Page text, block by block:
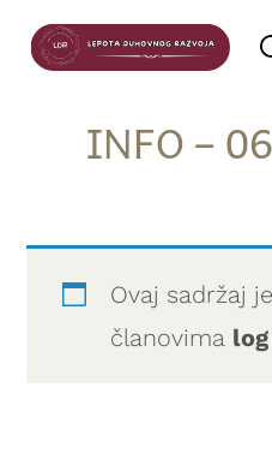
INFO –
Ovaj sadržaj
članovima